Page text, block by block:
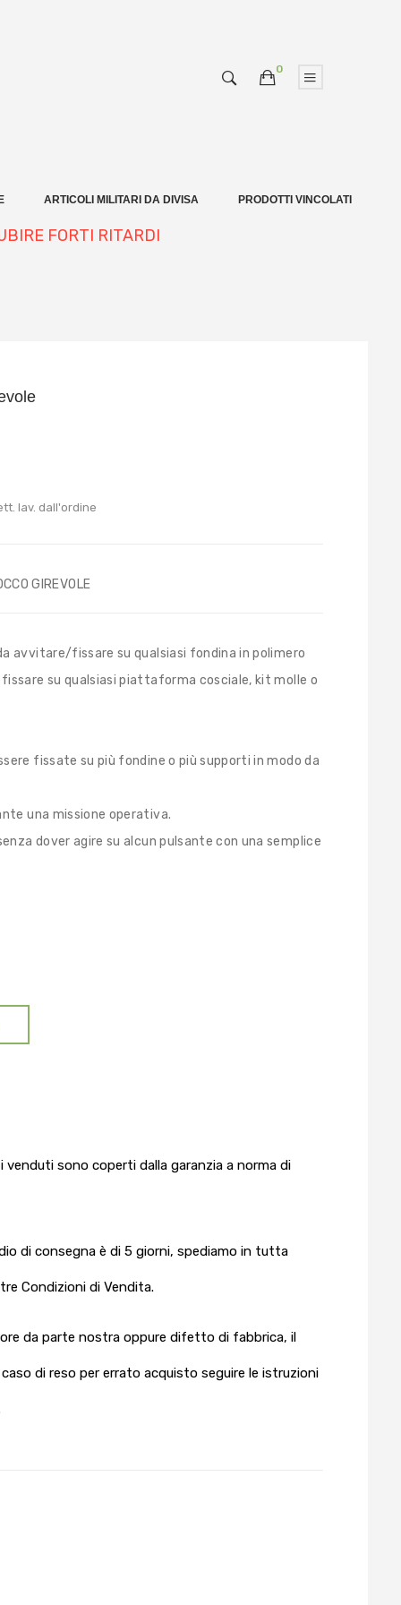
0
ARTICOLI MILITARI DA DIVISA PRODOTTI VINCOLATI
FORTI RITARDI
lav. dall'ordine
GIREVOLE
avvitare/fissare su qualsiasi fondina in polimero
su qualsiasi piattaforma cosciale, kit molle o
fissate su più fondine o più supporti in modo da
una missione operativa.
dover agire su alcun pulsante con una semplice
sono coperti dalla garanzia a norma di
di consegna è di 5 giorni, spediamo in tutta
Condizioni di Vendita.
da parte nostra oppure difetto di fabbrica, il
di reso per errato acquisto seguire le istruzioni